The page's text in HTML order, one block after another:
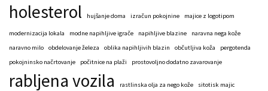
holesterol hujšanje doma izračun pokojnine majice z logotipom
modernizacija lokala modne napihljive igrače napihljive blazine
naravna nega kože
naravno milo
obdelovanje železa oblika napihljivih blazin občutljiva koža
pergotenda
pokojninsko načrtovanje
počitnice na plaži prostovoljno dodatno zavarovanje
rabljena vozila rastlinska olja za nego kože sitotisk majic